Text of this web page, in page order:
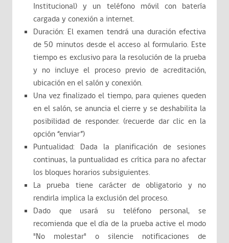
Institucional) y un teléfono móvil con batería
cargada y conexión a internet.
Duración: El examen tendrá una duración efectiva
de 50 minutos desde el acceso al formulario. Este
tiempo es exclusivo para la resolución de la prueba
y no incluye el proceso previo de acreditación,
ubicación en el salón y conexión.
Una vez finalizado el tiempo, para quienes queden
en el salón, se anuncia el cierre y se deshabilita la
posibilidad de responder. (recuerde dar clic en la
opción “enviar”)
Puntualidad: Dada la planificación de sesiones
continuas, la puntualidad es crítica para no afectar
los bloques horarios subsiguientes.
La prueba tiene carácter de obligatorio y no
rendirla implica la exclusión del proceso.
Dado que usará su teléfono personal, se
recomienda que el día de la prueba active el modo
"No molestar" o silencie notificaciones de